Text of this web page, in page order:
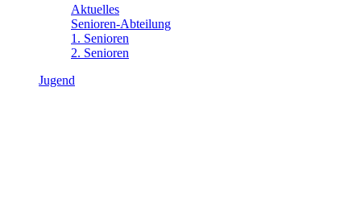
Aktuelles
Senioren-Abteilung
1. Senioren
2. Senioren
Jugend